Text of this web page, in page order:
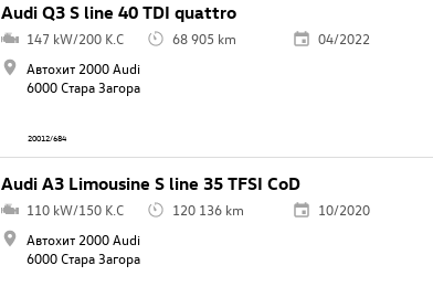
Audi Q3 S line 40 TDI quattro
147 kW/200 K.C 68 905 km
04/2022
Автохит 2000 Audi
6000 Стара Загора
20012/684
Audi A3 Limousine S line 35 TFSI CoD
110 kW/150 K.C 120 136 km
10/2020
Автохит 2000 Audi
6000 Стара Загора